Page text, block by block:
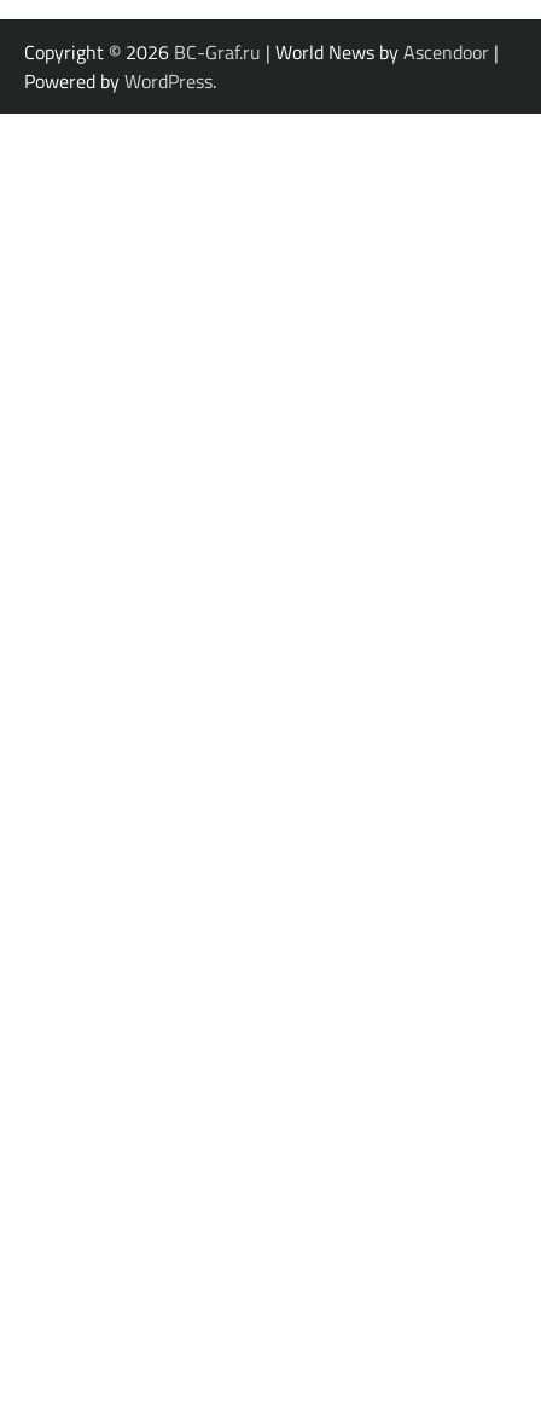
Copyright © 2026 BC-Graf.ru | World News byAscendoor |
Powered byWordPress.